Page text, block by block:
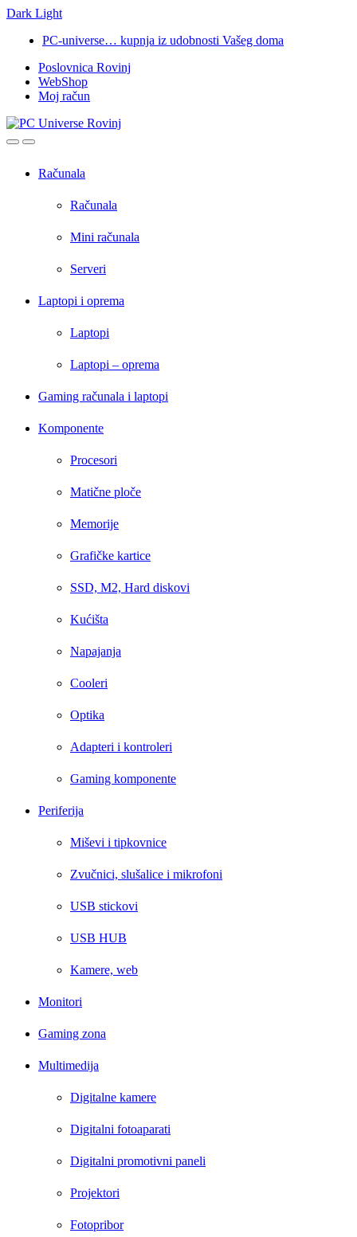
Dark Light
navigation
content
PC-universe… kupnja iz udobnosti Vašeg doma
Poslovnica Rovinj
WebShop
Moj račun
OpenClose
Računala
Računala
Mini računala
Serveri
Laptopi i oprema
Laptopi
Laptopi – oprema
Gaming računala i laptopi
Komponente
Procesori
Matične ploče
Memorije
Grafičke kartice
SSD, M2, Hard diskovi
Kućišta
Napajanja
Cooleri
Optika
Adapteri i kontroleri
Gaming komponente
Periferija
Miševi i tipkovnice
Zvučnici, slušalice i mikrofoni
USB stickovi
USB HUB
Kamere, web
Monitori
Gaming zona
Multimedija
Digitalne kamere
Digitalni fotoaparati
Digitalni promotivni paneli
Projektori
Fotopribor